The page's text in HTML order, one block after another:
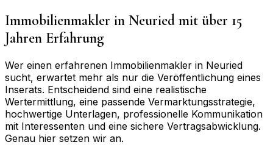
Immobilienmakler in Neuried mit über 15
Jahren Erfahrung
Wer einen erfahrenen Immobilienmakler in Neuried
sucht, erwartet mehr als nur die Veröffentlichung eines
Inserats. Entscheidend sind eine realistische
Wertermittlung, eine passende Vermarktungsstrategie,
hochwertige Unterlagen, professionelle Kommunikation
mit Interessenten und eine sichere Vertragsabwicklung.
Genau hier setzen wir an.